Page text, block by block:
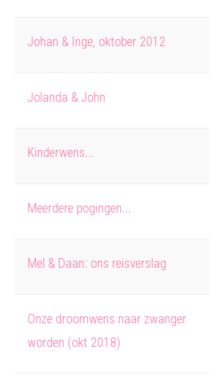
Johan & Inge, oktober 2012
Jolanda & John
Kinderwens...
Meerdere pogingen...
Mel & Daan: ons reisverslag
Onze droomwens naar zwanger
worden (okt 2018)